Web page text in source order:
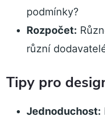
podmínky?
Rozpočet:
různí
Tipy pro
Jednoduchost: